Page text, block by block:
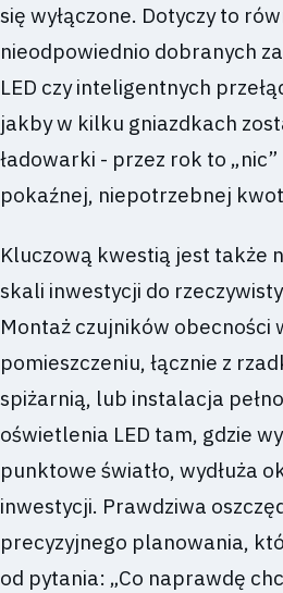
się wyłączone. Dotyczy to
nieodpowiednio dobranych
LED czy inteligentnych
jakby w kilku gniazdkach
ładowarki - przez rok to
pokaźnej, niepotrzebnej
Kluczową kwestią jest także
skali inwestycji do
Montaż czujników obecności
pomieszczeniu, łącznie z
spiżarnią, lub instalacja
oświetlenia LED tam, gdzie
punktowe światło, wydłuża
inwestycji. Prawdziwa
precyzyjnego planowania,
od pytania: „Co naprawdę